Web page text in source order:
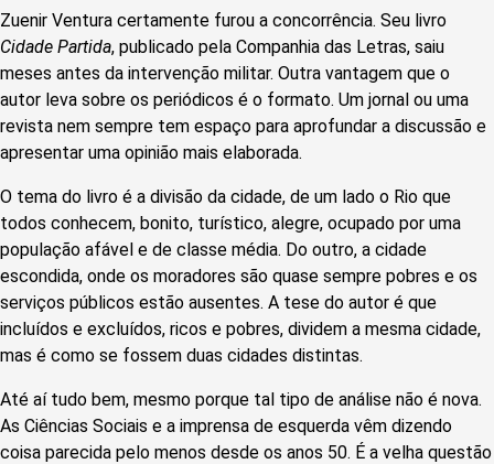
Zuenir Ventura certamente furou a concorrência. Seu livro
Cidade Partida, publicado pela Companhia das Letras, saiu
meses antes da intervenção militar. Outra vantagem que o
autor leva sobre os periódicos é o formato. Um jornal ou uma
revista nem sempre tem espaço para aprofundar a discussão e
apresentar uma opinião mais elaborada.
O tema do livro é a divisão da cidade, de um lado o Rio que
todos conhecem, bonito, turístico, alegre, ocupado por uma
população afável e de classe média. Do outro, a cidade
escondida, onde os moradores são quase sempre pobres e os
serviços públicos estão ausentes. A tese do autor é que
incluídos e excluídos, ricos e pobres, dividem a mesma cidade,
mas é como se fossem duas cidades distintas.
Até aí tudo bem, mesmo porque tal tipo de análise não é nova.
As Ciências Sociais e a imprensa de esquerda vêm dizendo
coisa parecida pelo menos desde os anos 50. É a velha questão